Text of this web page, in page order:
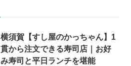
横須賀【すし屋のかっちゃん】1
貫から注文できる寿司店｜お好
み寿司と平日ランチを堪能